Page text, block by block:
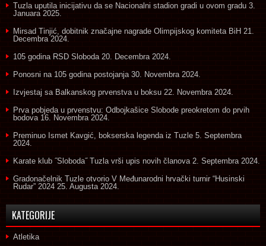
Tuzla uputila inicijativu da se Nacionalni stadion gradi u ovom gradu 3.
Januara 2025.
Mirsad Tinjić, dobitnik značajne nagrade Olimpijskog komiteta BiH 21.
Decembra 2024.
105 godina RSD Sloboda 20. Decembra 2024.
Ponosni na 105 godina postojanja 30. Novembra 2024.
Izvjestaj sa Balkanskog prvenstva u boksu 22. Novembra 2024.
Prva pobjeda u prvenstvu: Odbojkašice Slobode preokretom do prvih
bodova 16. Novembra 2024.
Preminuo Ismet Kavgić, bokserska legenda iz Tuzle 5. Septembra
2024.
Karate klub ˝Sloboda˝ Tuzla vrši upis novih članova 2. Septembra 2024.
Gradonačelnik Tuzle otvorio V Međunarodni hrvački turnir “Husinski
Rudar” 2024 25. Augusta 2024.
KATEGORIJE
Atletika